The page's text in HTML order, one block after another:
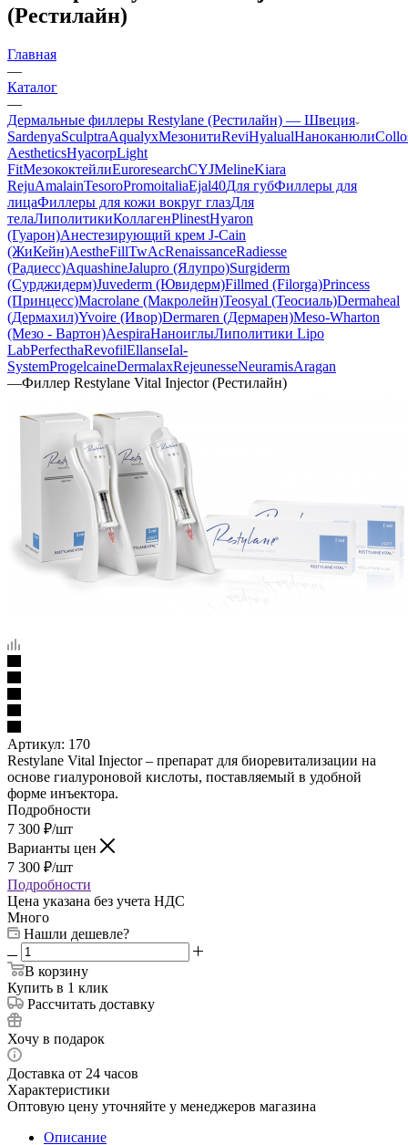
(Рестилайн)
Главная
—
Каталог
—
Дермальные филлеры Restylane (Рестилайн) — Швеция
SardenyaSculptraAqualyxМезонитиReviHyalualНаноканюли
AestheticsHyacorpLight
FitМезококтейлиEuroresearchCYJMelineKiara
RejuAmalainTesoroPromoitaliaEjal40Для губФиллеры для
лицаФиллеры для кожи вокруг глазДля
телаЛиполитикиКоллагенPlinestHyaron
(Гуарон)Анестезирующий крем J-Cain
(ЖиКейн)AestheFillTwAcRenaissanceRadiesse
(Радиесс)AquashineJalupro (Ялупро)Surgiderm
(Сурджидерм)Juvederm (Ювидерм)Fillmed (Filorga)Princess
(Принцесс)Macrolane (Макролейн)Teosyal (Теосиаль)Dermaheal
(Дермахил)Yvoire (Ивор)Dermaren (Дермарен)Meso-Wharton
(Мезо - Вартон)AespiraНаноиглыЛиполитики Lipo
LabPerfecthaRevofilEllanseIal-
SystemProgelcaineDermalaxRejeunesseNeuramisAragan
—Филлер Restylane Vital Injector (Рестилайн)
Артикул: 170
Restylane Vital Injector – препарат для биоревитализации на
основе гиалуроновой кислоты, поставляемый в удобной
форме инъектора.
Подробности
7 300 ₽/шт
Варианты цен
7 300 ₽/шт
Подробности
Цена указана без учета НДС
Много
Нашли дешевле?
В корзину
Купить в 1 клик
Рассчитать доставку
Хочу в подарок
Доставка от 24 часов
Характеристики
Оптовую цену уточняйте у менеджеров магазина
Описание